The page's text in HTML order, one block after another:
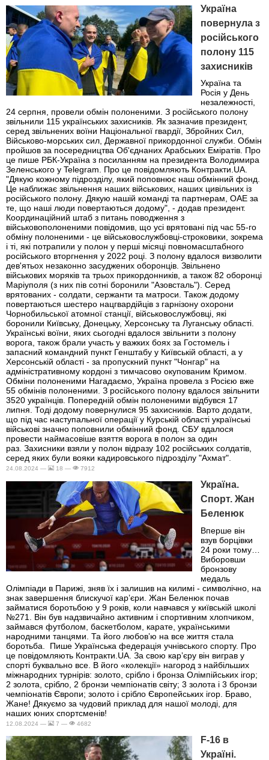
Україна
повернула з
російського
полону 115
захисників
Україна та
Росія у День
незалежності,
24 серпня, провели обмін полоненими. З російського полону
звільнили 115 українських захисників. Як зазначив президент,
серед звільнених воїни Національної гвардії, Збройних Сил,
Військово-морських сил, Державної прикордонної служби. Обмін
пройшов за посередництва Об'єднаних Арабських Еміратів. Про
це пише РБК-Україна з посиланням на президента Володимира
Зеленського у Telegram. Про це повідомляють Контракти.UA.
"Дякую кожному підрозділу, який поповнює наш обмінний фонд.
Це наближає звільнення наших військових, наших цивільних із
російського полону. Дякую нашій команді та партнерам, ОАЕ за
те, що наші люди повертаються додому", - додав президент.
Координаційний штаб з питань поводження з
військовополоненими повідомив, що усі врятовані під час 55-го
обміну полоненими - це військовослужбовці-строковики, зокрема
і ті, які потрапили у полон у перші місяці повномасштабного
російського вторгнення у 2022 році. З полону вдалося визволити
дев'ятьох незаконно засуджених оборонців. Звільнено
військових моряків та трьох прикордонників, а також 82 оборонці
Маріуполя (з них пів сотні боронили "Азовсталь"). Серед
врятованих - солдати, сержанти та матроси. Також додому
повертаються шестеро нацгвардійців з гарнізону охорони
Чорнобильської атомної станції, військовослужбовці, які
боронили Київську, Донецьку, Херсонську та Луганську області.
Українські воїни, яких сьогодні вдалося звільнити з полону
ворога, також брали участь у важких боях за Гостомель і
запасний командний пункт Генштабу у Київській області, а у
Херсонській області - за пропускний пункт "Чонгар" на
адміністративному кордоні з тимчасово окупованим Кримом.
Обміни полоненими Нагадаємо, Україна провела з Росією вже
55 обмінів полоненими. З російського полону вдалося звільнити
3520 українців. Попередній обмін полоненими відбувся 17
липня. Тоді додому повернулися 95 захисників. Варто додати,
що під час наступальної операції у Курській області українські
військові значно поповнили обмінний фонд. СБУ вдалося
провести наймасовіше взяття ворога в полон за один
раз. Захисники взяли у полон відразу 102 російських солдатів,
серед яких були вояки кадировського підрозділу "Ахмат".
24.08.2024 — 18 — 7912
Україна.
Спорт. Жан
Беленюк
Вперше він
взув борцівки
24 роки тому…
Виборовши
бронзову
медаль
Олімпіади в Парижі, зняв їх і залишив на килимі - символічно, на
знак завершення блискучої карʼєри. Жан Беленюк почав
займатися боротьбою у 9 років, коли навчався у київській школі
№271. Він був надзвичайно активним і спортивним хлопчиком,
займався футболом, баскетболом, карате, українськими
народними танцями. Та його любовʼю на все життя стала
боротьба. Пише Українська федерація учнівського спорту. Про
це повідомляють Контракти.UA. За свою карʼєру він виграв у
спорті буквально все. В його «колекції» нагород з найбільших
міжнародних турнірів: золото, срібло і бронза Олімпійських ігор;
2 золота, срібло, 2 бронзи чемпіонатів світу; 3 золота і 3 бронзи
чемпіонатів Європи; золото і срібло Європейських ігор. Браво,
Жане! Дякуємо за чудовий приклад для нашої молоді, для
наших юних спортсменів!
12.08.2024 — 7 — 4682
F-16 в
Україні.